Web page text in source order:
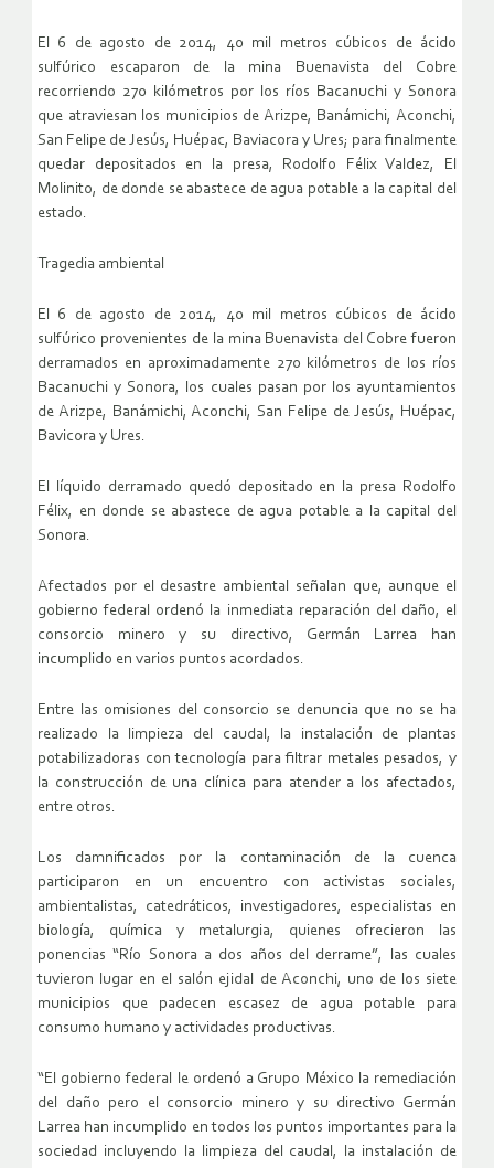
El 6 de agosto de 2014, 40 mil metros cúbicos de ácido
sulfúrico escaparon de la mina Buenavista del Cobre
recorriendo 270 kilómetros por los ríos Bacanuchi y Sonora
que atraviesan los municipios de Arizpe, Banámichi, Aconchi,
San Felipe de Jesús, Huépac, Baviacora y Ures; para finalmente
quedar depositados en la presa, Rodolfo Félix Valdez, El
Molinito, de donde se abastece de agua potable a la capital del
estado.
Tragedia ambiental
El 6 de agosto de 2014, 40 mil metros cúbicos de ácido
sulfúrico provenientes de la mina Buenavista del Cobre fueron
derramados en aproximadamente 270 kilómetros de los ríos
Bacanuchi y Sonora, los cuales pasan por los ayuntamientos
de Arizpe, Banámichi, Aconchi, San Felipe de Jesús, Huépac,
Bavicora y Ures.
El líquido derramado quedó depositado en la presa Rodolfo
Félix, en donde se abastece de agua potable a la capital del
Sonora.
Afectados por el desastre ambiental señalan que, aunque el
gobierno federal ordenó la inmediata reparación del daño, el
consorcio minero y su directivo, Germán Larrea han
incumplido en varios puntos acordados.
Entre las omisiones del consorcio se denuncia que no se ha
realizado la limpieza del caudal, la instalación de plantas
potabilizadoras con tecnología para filtrar metales pesados, y
la construcción de una clínica para atender a los afectados,
entre otros.
Los damnificados por la contaminación de la cuenca
participaron en un encuentro con activistas sociales,
ambientalistas, catedráticos, investigadores, especialistas en
biología, química y metalurgia, quienes ofrecieron las
ponencias “Río Sonora a dos años del derrame”, las cuales
tuvieron lugar en el salón ejidal de Aconchi, uno de los siete
municipios que padecen escasez de agua potable para
consumo humano y actividades productivas.
“El gobierno federal le ordenó a Grupo México la remediación
del daño pero el consorcio minero y su directivo Germán
Larrea han incumplido en todos los puntos importantes para la
sociedad incluyendo la limpieza del caudal, la instalación de